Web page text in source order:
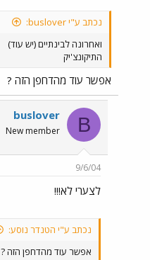
נכתב ע"י buslover:
ואחרונה לבינתיים (יש עוד)
התיקונצ'יק
אפשר עוד מהדחפן הזה ?
B
buslover
New member
9/6/04
לצערי לא!!!
נכתב ע"י הטנדר נוסע:
אפשר עוד מהדחפן הזה ?